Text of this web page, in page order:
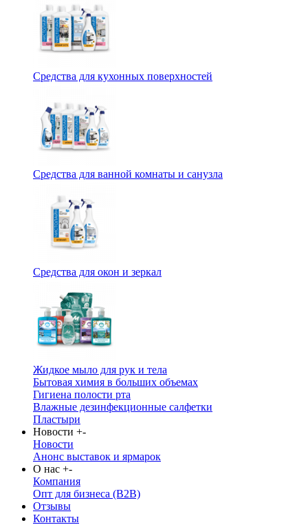
Средства для кухонных поверхностей
Средства для ванной комнаты и санузла
Средства для окон и зеркал
Жидкое мыло для рук и тела
Бытовая химия в больших объемах
Гигиена полости рта
Влажные дезинфекционные салфетки
Пластыри
Новости +-
Новости
Анонс выставок и ярмарок
О нас +-
Компания
Опт для бизнеса (B2B)
Отзывы
Контакты